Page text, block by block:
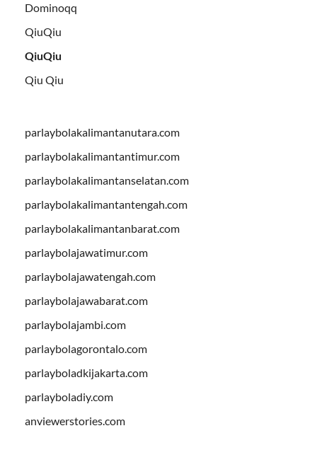
Dominoqq
QiuQiu
QiuQiu
Qiu Qiu
parlaybolakalimantanutara.com
parlaybolakalimantantimur.com
parlaybolakalimantanselatan.com
parlaybolakalimantantengah.com
parlaybolakalimantanbarat.com
parlaybolajawatimur.com
parlaybolajawatengah.com
parlaybolajawabarat.com
parlaybolajambi.com
parlaybolagorontalo.com
parlayboladkijakarta.com
parlayboladiy.com
anviewerstories.com